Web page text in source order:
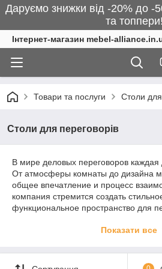
Даруємо знижки від -20% до -
та топпери!
Інтернет-магазин mebel-
Товари та послуги Столи для
Столи для переговорів
В мире деловых переговоров каждая
От атмосферы комнаты до дизайна
общее впечатление и процесс
компания стремится создать
функциональное пространство для
преимущества столов для
прямоугольных, и расскажем,
выбором для вашего бизнеса.
Показати все